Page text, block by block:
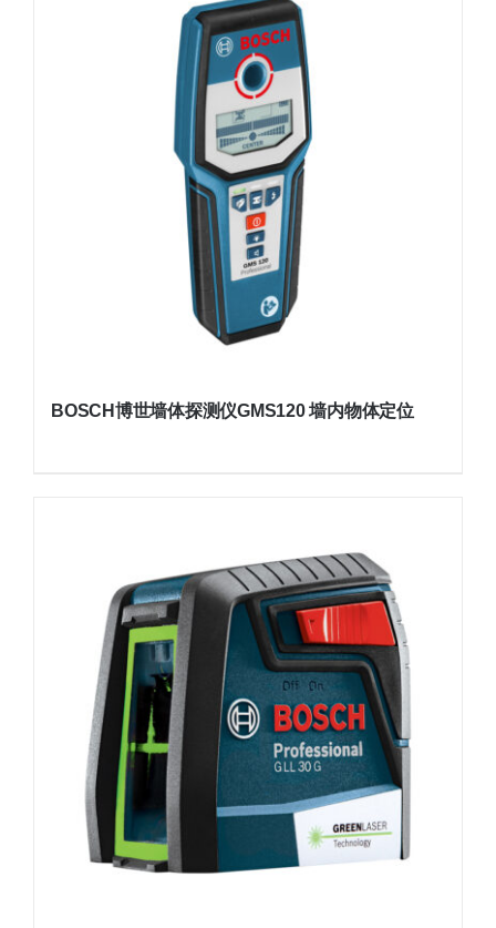
BOSCH博世墙体探测仪GMS120 墙内物体定位